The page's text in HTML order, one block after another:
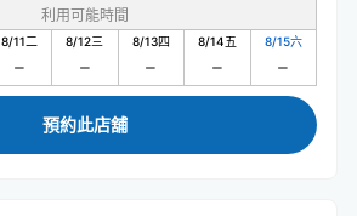
利用可能時間
8/11二 8/12三 8/13四 8/14五 8/15六
預約此店舖